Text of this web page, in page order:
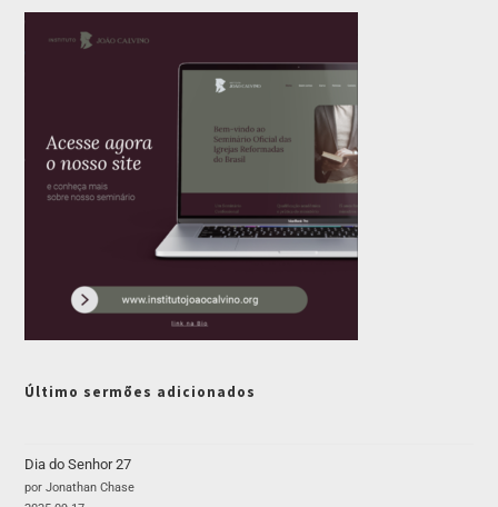
Último sermões adicionados
Dia do Senhor 27
por Jonathan Chase